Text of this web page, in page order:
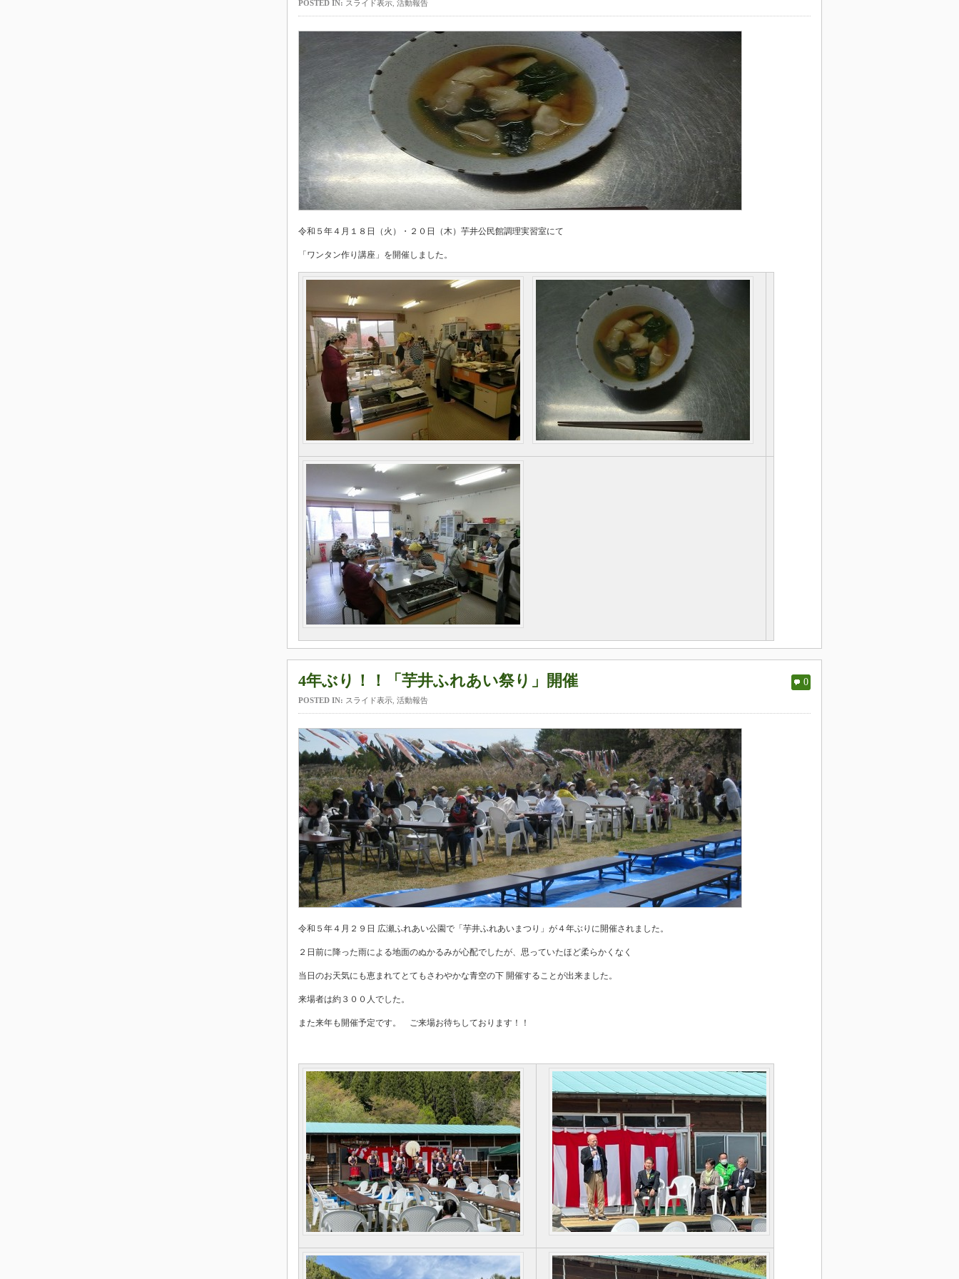
POSTED IN: スライド表示 活動報告
令和５年４月１８日（火）・２０日（木）芋井公民館調理実習室にて
「ワンタン作り講座」を開催しました。
0
4年ぶり！！「芋井ふれあい祭り」開催
POSTED IN: スライド表示 活動報告
令和５年４月２９日 広瀬ふれあい公園で「芋井ふれあいまつり」が４年ぶりに開催されました。
２日前に降った雨による地面のぬかるみが心配でしたが、思っていたほど柔らかくなく
当日のお天気にも恵まれてとてもさわやかな青空の下 開催することが出来ました。
来場者は約３００人でした。
また来年も開催予定です。 ご来場お待ちしております！！